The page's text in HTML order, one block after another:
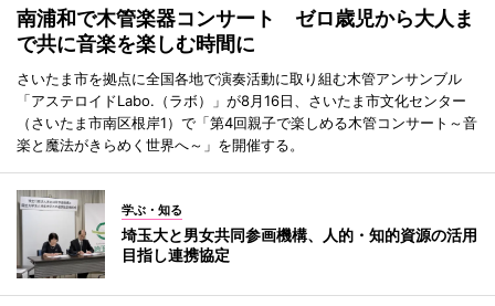
南浦和で木管楽器コンサート ゼロ歳児から大人ま
で共に音楽を楽しむ時間に
さいたま市を拠点に全国各地で演奏活動に取り組む木管アンサンブル
「アステロイドLabo.（ラボ）」が8月16日、さいたま市文化センター
（さいたま市南区根岸1）で「第4回親子で楽しめる木管コンサート～音
楽と魔法がきらめく世界へ～」を開催する。
学ぶ・知る
埼玉大と男女共同参画機構、人的・知的資源の活用
目指し連携協定